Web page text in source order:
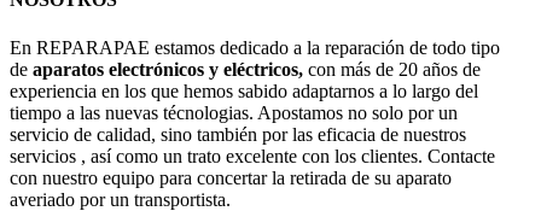
En REPARAPAE estamos dedicado a la reparación de todo tipo
de aparatos electrónicos y eléctricos, con más de 20 años de
experiencia en los que hemos sabido adaptarnos a lo largo del
tiempo a las nuevas técnologias. Apostamos no solo por un
servicio de calidad, sino también por las eficacia de nuestros
servicios , así como un trato excelente con los clientes. Contacte
con nuestro equipo para concertar la retirada de su aparato
averiado por un transportista.